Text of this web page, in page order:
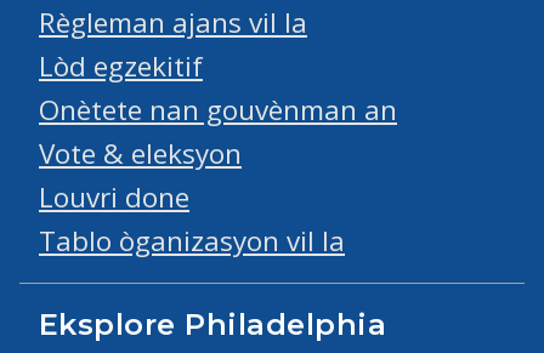
Règleman ajans vil la
Lòd egzekitif
Onètete nan gouvènman an
Vote & eleksyon
Louvri done
Tablo òganizasyon vil la
Eksplore Philadelphia